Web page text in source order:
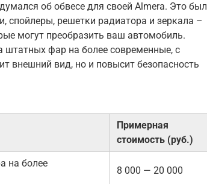
об обвесе для своей Almera. Это был
спойлеры, решетки радиатора и зеркала –
могут преобразить ваш автомобиль.
фар на более современные, с
внешний вид, но и повысит безопасность
Примерная
стоимость (руб.)
на более
8 000 — 20 000